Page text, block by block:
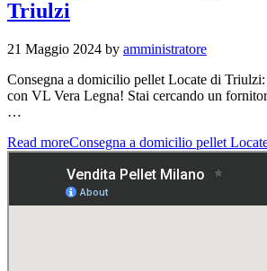
Triulzi
21 Maggio 2024 by amministratore
Consegna a domicilio pellet Locate di Triulzi:
con VL Vera Legna! Stai cercando un
…
Read moreConsegna a domicilio pellet